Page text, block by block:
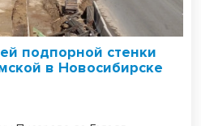
подпорной стенки
в Новосибирске